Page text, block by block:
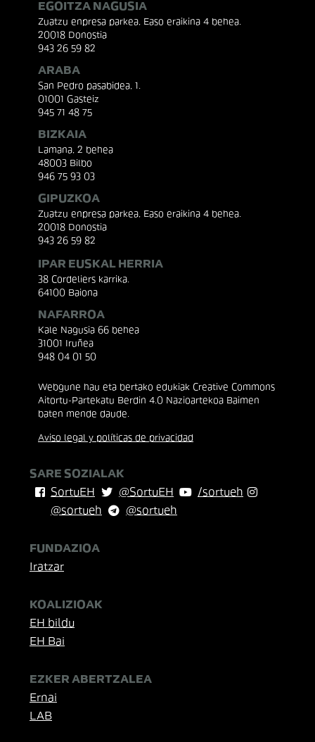
EGOITZA NAGUSIA
Zuatzu enpresa parkea, Easo eraikina 4 behea.
20018 Donostia
943 26 59 82
ARABA
San Pedro pasabidea, 1.
01001 Gasteiz
945 71 48 75
BIZKAIA
Lamana, 2 behea
48003 Bilbo
946 75 93 03
GIPUZKOA
Zuatzu enpresa parkea, Easo eraikina 4 behea.
20018 Donostia
943 26 59 82
IPAR EUSKAL HERRIA
38 Cordeliers karrika.
64100 Baiona
NAFARROA
Kale Nagusia 66 behea
31001 Iruñea
948 04 01 50
Webgune hau eta bertako edukiak Creative Commons
Aitortu-Partekatu Berdin 4.0 Nazioartekoa Baimen
baten mende daude.
Aviso legal y políticas de privacidad
SARE SOZIALAK
SortuEH
@SortuEH
/sortueh
@sortueh
@sortueh
FUNDAZIOA
Iratzar
KOALIZIOAK
EH bildu
EH Bai
EZKER ABERTZALEA
Ernai
LAB